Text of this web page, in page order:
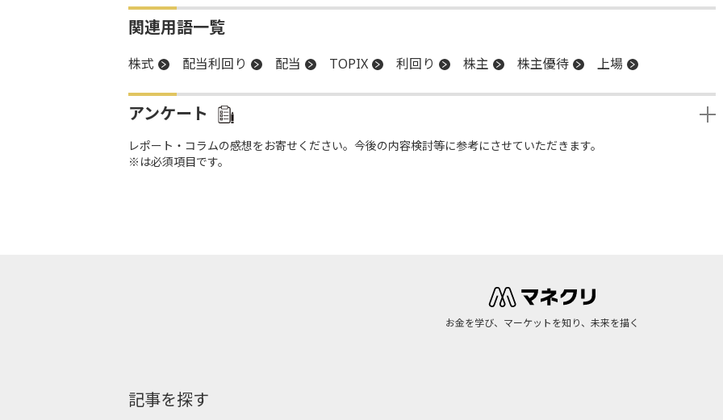
関連用語一覧
株式 配当利回り 配当 TOPIX 利回り 株主 株主優待 上場
アンケート
レポート・コラムの感想をお寄せください。今後の内容検討等に参考にさせていただきます。
※は必須項目です。
お金を学び、マーケットを知り、未来を描く
記事を探す